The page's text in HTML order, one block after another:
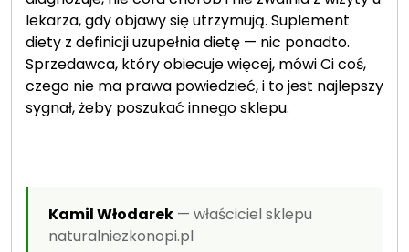
lekarza, gdy objawy się utrzymują. Suplement
diety z definicji uzupełnia dietę — nic ponadto.
Sprzedawca, który obiecuje więcej, mówi Ci coś,
czego nie ma prawa powiedzieć, i to jest najlepszy
sygnał, żeby poszukać innego sklepu.
Kamil Włodarek — właściciel sklepu
naturalniezkonopi.pl